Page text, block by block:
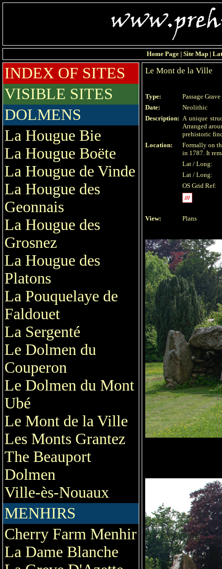
Home Page | Site Map |
INDEX OF SITES
VISIBLE SITES
DOLMENS
La Hougue Bie
La Hougue Boëte
La Hougue de Vinde
La Hougue des
Geonnais
La Hougue des
Grosnez
La Hougue des
Platons
La Pouquelaye de
Faldouet
La Sergenté
Le Dolmen du
Couperon
Le Dolmen du Mont
Ubé
Le Mont de la Ville
Les Monts Grantez
The Beauport
Dolmen
Ville-ès-Nouaux
MENHIRS
Cherry Farm Menhir
La Dame Blanche
Le Mont de la Ville
Type:
Passage Grave
Date:
Neolithic
Description: A unique
Arranged
prehistoric
Location:
Formally on
in 1787. It
Lat / Long:
Lat / Long:
OS Grid Ref:
View: Plans